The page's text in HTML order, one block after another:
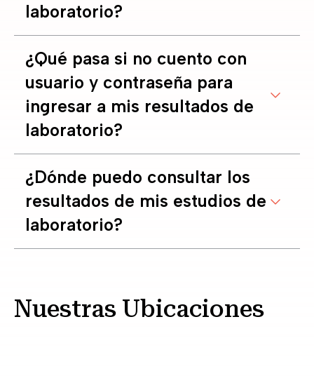
laboratorio?
¿Qué pasa si no cuento con
usuario y contraseña para
ingresar a mis resultados de
laboratorio?
¿Dónde puedo consultar los
resultados de mis estudios de
laboratorio?
Nuestras Ubicaciones